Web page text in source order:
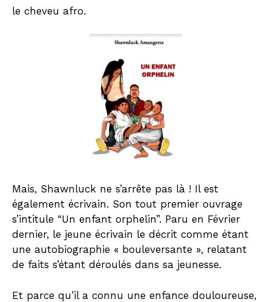
le cheveu afro.
Mais, Shawnluck ne s’arrête pas là ! Il est
également écrivain. Son tout premier ouvrage
s’intitule “Un enfant orphelin”. Paru en Février
dernier, le jeune écrivain le décrit comme étant
une autobiographie « bouleversante », relatant
de faits s’étant déroulés dans sa jeunesse.
Et parce qu’il a connu une enfance douloureuse,